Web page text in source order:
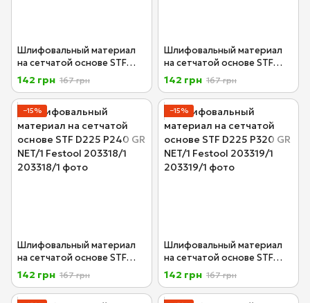
Шлифовальный материал
на сетчатой основе STF
D225 P150 GR NET/1 Festool
203315/1
142 грн 167 грн
Шлифовальный материал
на сетчатой основе STF
D225 P180 GR NET/1 Festool
203316/1
142 грн 167 грн
−15%
Шлифовальный материал
на сетчатой основе STF
D225 P240 GR NET/1 Festool
203318/1
142 грн 167 грн
−15%
Шлифовальный материал
на сетчатой основе STF
D225 P320 GR NET/1 Festool
203319/1
142 грн 167 грн